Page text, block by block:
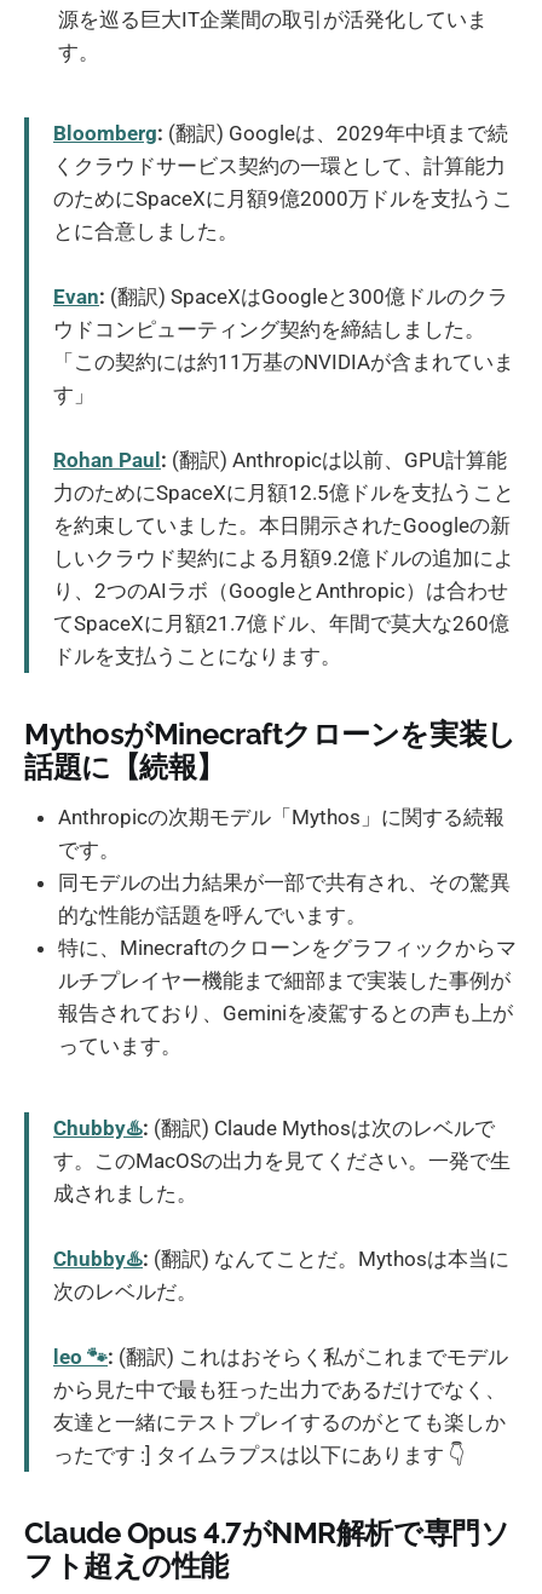
源を巡る巨大IT企業間の取引が活発化していま
す。
Bloomberg: (翻訳) Googleは、2029年中頃まで続
くクラウドサービス契約の一環として、計算能力
のためにSpaceXに月額9億2000万ドルを支払うこ
とに合意しました。
Evan: (翻訳) SpaceXはGoogleと300億ドルのクラ
ウドコンピューティング契約を締結しました。
「この契約には約11万基のNVIDIAが含まれていま
す」
Rohan Paul : (翻訳) Anthropicは以前、GPU計算能
力のためにSpaceXに月額12.5億ドルを支払うこと
を約束していました。本日開示されたGoogleの新
しいクラウド契約による月額9.2億ドルの追加によ
り、2つのAIラボ（GoogleとAnthropic）は合わせ
てSpaceXに月額21.7億ドル、年間で莫大な260億
ドルを支払うことになります。
MythosがMinecraftクローンを実装し
話題に【続報】
Anthropicの次期モデル「Mythos」に関する続報
です。
同モデルの出力結果が一部で共有され、その驚異
的な性能が話題を呼んでいます。
特に、Minecraftのクローンをグラフィックからマ
ルチプレイヤー機能まで細部まで実装した事例が
報告されており、Geminiを凌駕するとの声も上が
っています。
Chubby♨️: (翻訳) Claude Mythosは次のレベルで
す。このMacOSの出力を見てください。一発で生
成されました。
Chubby♨️: (翻訳) なんてことだ。Mythosは本当に
次のレベルだ。
leo 🐾: (翻訳) これはおそらく私がこれまでモデル
から見た中で最も狂った出力であるだけでなく、
友達と一緒にテストプレイするのがとても楽しか
ったです :] タイムラプスは以下にあります 👇
Claude Opus 4.7がNMR解析で専門ソ
フト超えの性能